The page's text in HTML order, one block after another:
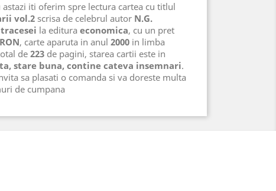
iti oferim spre lectura cartea cu titlul
vol.2 scrisa de celebrul autor N.G.
la editura economica, cu un pret
, carte aparuta in anul 2000 in limba
de 223 de pagini, starea cartii este in
stare buna, contine cateva insemnari.
sa plasati o comanda si va doreste multa
de cumpana